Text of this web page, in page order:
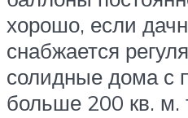
хорошо, если
снабжается
солидные дома с
больше 200 кв. м.